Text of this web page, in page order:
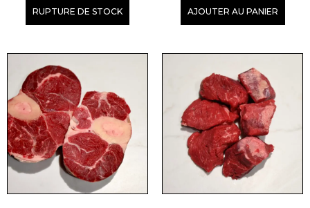
RUPTURE DE STOCK AJOUTER AU PANIER